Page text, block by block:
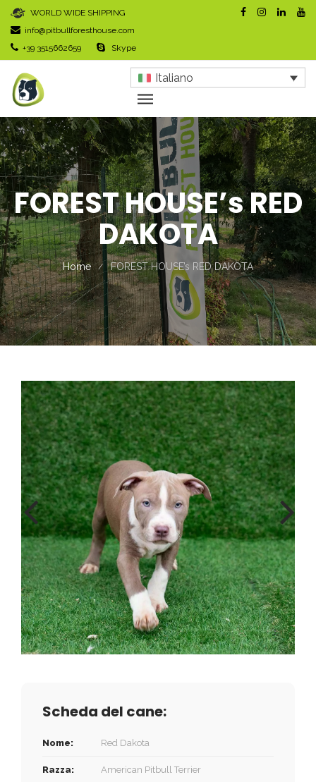
WORLD WIDE SHIPPING
info@pitbullforesthouse.com
+39 3515662659
Skype
Italiano
FOREST HOUSE’s RED
DAKOTA
Home FOREST HOUSE’s RED DAKOTA
Scheda del cane:
Nome: Red Dakota
Razza: American Pitbull Terrier